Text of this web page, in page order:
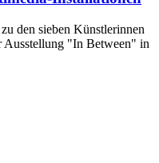
den sieben Künstlerinnen
Ausstellung "In Between" in